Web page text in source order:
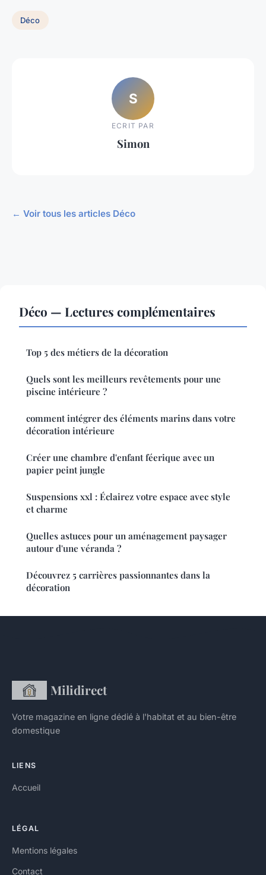
Déco
S
ECRIT PAR
Simon
← Voir tous les articles Déco
Déco — Lectures complémentaires
Top 5 des métiers de la décoration
Quels sont les meilleurs revêtements pour une
piscine intérieure ?
comment intégrer des éléments marins dans votre
décoration intérieure
Créer une chambre d'enfant féerique avec un
papier peint jungle
Suspensions xxl : Éclairez votre espace avec style
et charme
Quelles astuces pour un aménagement paysager
autour d'une véranda ?
Découvrez 5 carrières passionnantes dans la
décoration
Milidirect
Votre magazine en ligne dédié à l'habitat et au bien-être
domestique
LIENS
Accueil
LÉGAL
Mentions légales
Contact